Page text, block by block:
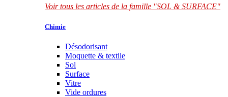
Voir tous les articles de la famille "SOL & SURFACE"
Chimie
Désodorisant
Moquette & textile
Sol
Surface
Vitre
Vide ordures